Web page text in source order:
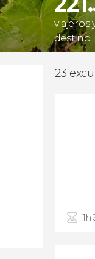
viajeros
destino
23
1h